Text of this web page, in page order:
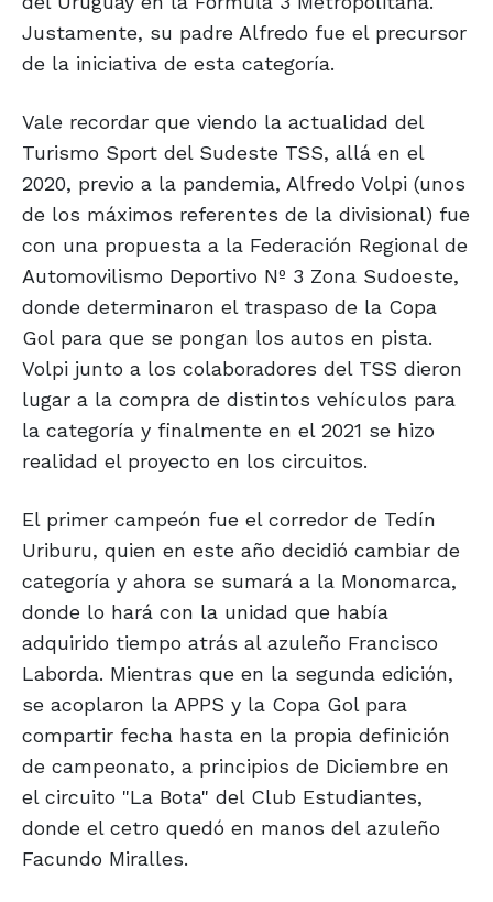
Justamente, su padre Alfredo fue el precursor
de la iniciativa de esta categoría.
Vale recordar que viendo la actualidad del
Turismo Sport del Sudeste TSS, allá en el
2020, previo a la pandemia, Alfredo Volpi (unos
de los máximos referentes de la divisional) fue
con una propuesta a la Federación Regional de
Automovilismo Deportivo Nº 3 Zona Sudoeste,
donde determinaron el traspaso de la Copa
Gol para que se pongan los autos en pista.
Volpi junto a los colaboradores del TSS dieron
lugar a la compra de distintos vehículos para
la categoría y finalmente en el 2021 se hizo
realidad el proyecto en los circuitos.
El primer campeón fue el corredor de Tedín
Uriburu, quien en este año decidió cambiar de
categoría y ahora se sumará a la Monomarca,
donde lo hará con la unidad que había
adquirido tiempo atrás al azuleño Francisco
Laborda. Mientras que en la segunda edición,
se acoplaron la APPS y la Copa Gol para
compartir fecha hasta en la propia definición
de campeonato, a principios de Diciembre en
el circuito "La Bota" del Club Estudiantes,
donde el cetro quedó en manos del azuleño
Facundo Miralles.